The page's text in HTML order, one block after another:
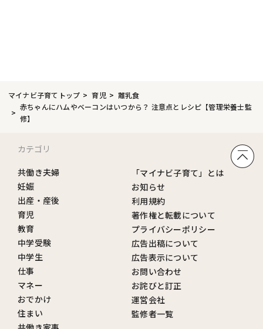
マイナビ子育てトップ 育児
離乳食
赤ちゃんにハムやベーコンはいつから？ 注意点とレシピ【管理栄養士監
修】
カテゴリ
共働き夫婦
妊娠
出産・産後
育児
教育
中学受験
中学生
仕事
マネー
おでかけ
住まい
「マイナビ子育て」とは
お知らせ
利用規約
著作権と転載について
プライバシーポリシー
広告出稿について
広告表示について
お問い合わせ
お詫びと訂正
運営会社
監修者一覧